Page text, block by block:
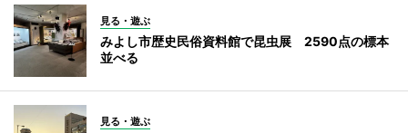
見る・遊ぶ
みよし市歴史民俗資料館で昆虫展 2590点の標本
並べる
見る・遊ぶ